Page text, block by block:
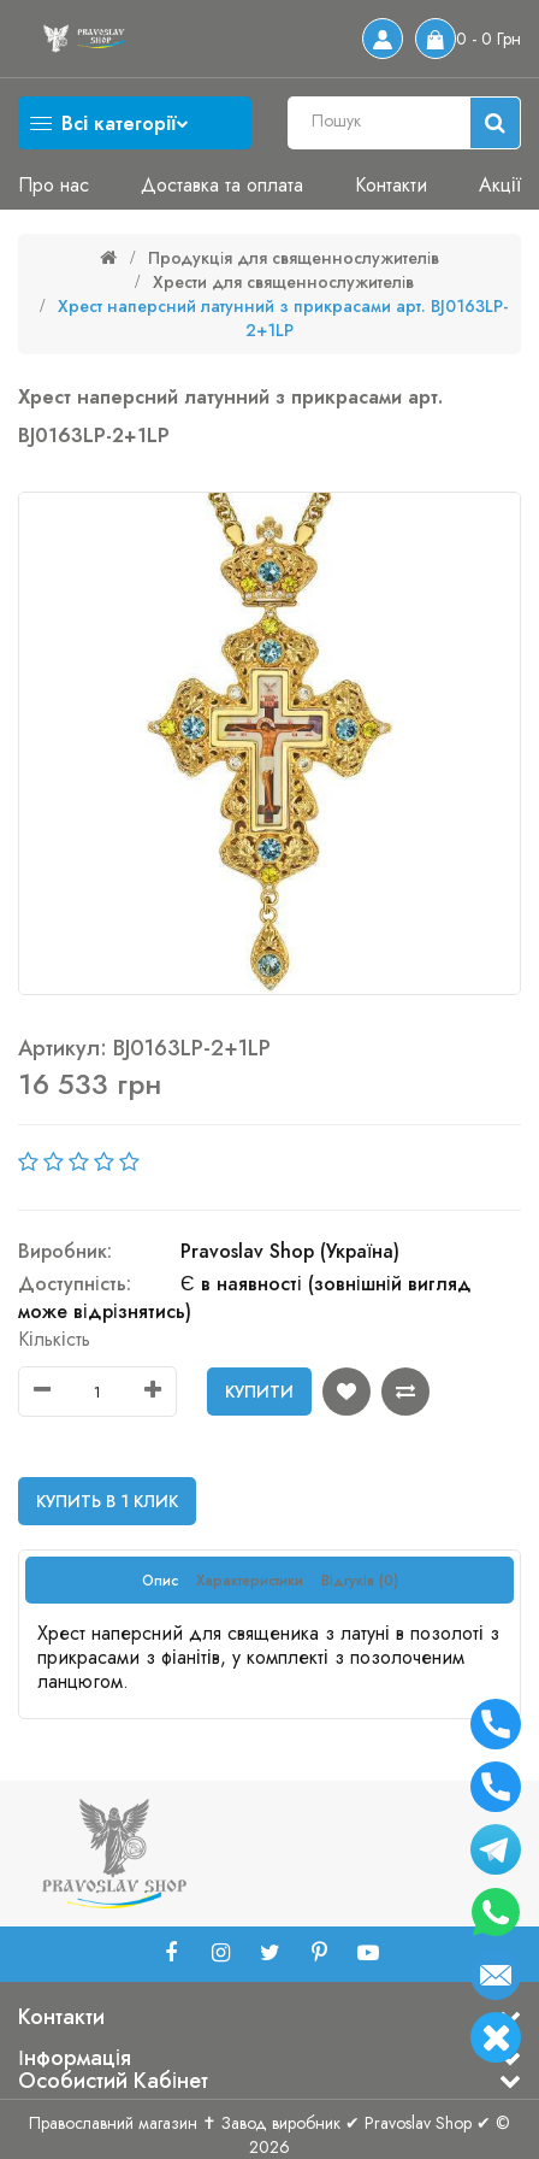
0 - 0 Грн
Всі категорії
Про нас Доставка та оплата Контакти Акції
Продукція для священнослужителів
Хрести для священнослужителів
Хрест наперсний латунний з прикрасами арт. BJ0163LP-
2+1LP
Хрест наперсний латунний з прикрасами арт.
BJ0163LP-2+1LP
Артикул: BJ0163LP-2+1LP
16 533 грн
Виробник:
Pravoslav Shop (Україна)
Доступність:
Є в наявності (зовнішній вигляд
може відрізнятись)
Кількість
КУПИТИ
КУПИТЬ В 1 КЛИК
Опис Характеристики Відгуків (0)
Хрест наперсний для священика з латуні в позолоті з
прикрасами з фіанітів, у комплекті з позолоченим
ланцюгом.
Контакти
Інформація
Особистий Кабінет
Православний магазин ✝ Завод виробник ✔ Pravoslav Shop ✔ ©
2026